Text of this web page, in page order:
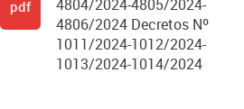
4804/2024-4805/2024-
4806/2024 Decretos Nº
1011/2024-1012/2024-
1013/2024-1014/2024
pdf